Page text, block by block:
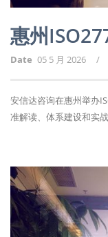
惠州
Date 05 5 月 2026 /
安信达咨询在惠州举办
准解读、体系建设和实